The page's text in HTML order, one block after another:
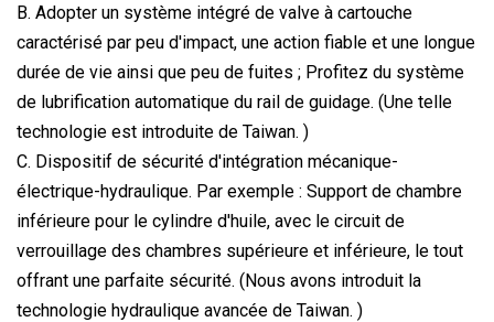
B. Adopter un système intégré de valve à cartouche
caractérisé par peu d'impact, une action fiable et une longue
durée de vie ainsi que peu de fuites ; Profitez du système
de lubrification automatique du rail de guidage. (Une telle
technologie est introduite de Taiwan. )
C. Dispositif de sécurité d'intégration mécanique-
électrique-hydraulique. Par exemple : Support de chambre
inférieure pour le cylindre d'huile, avec le circuit de
verrouillage des chambres supérieure et inférieure, le tout
offrant une parfaite sécurité. (Nous avons introduit la
technologie hydraulique avancée de Taiwan. )